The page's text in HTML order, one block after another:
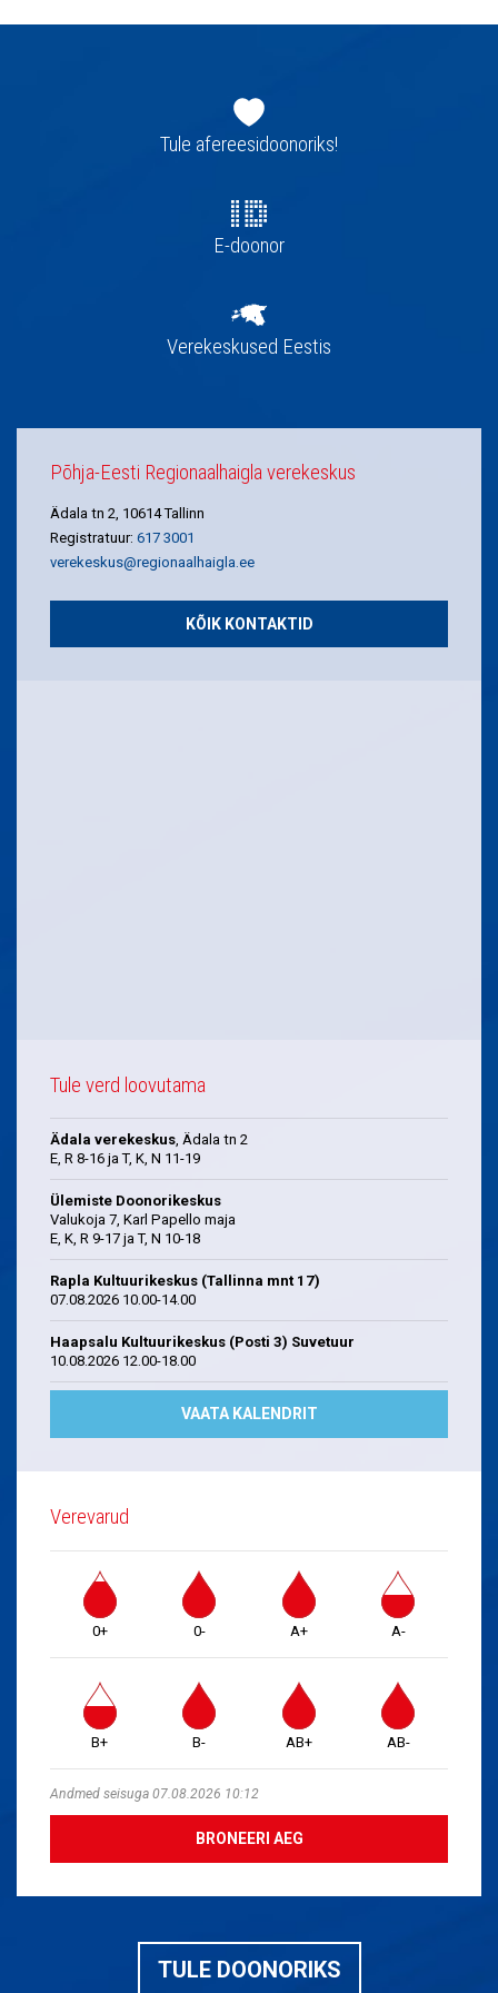
navigatsioonTule afereesidoonoriks!
E-doonor
Verekeskused Eestis
Põhja-Eesti Regionaalhaigla verekeskus
Ädala tn 2, 10614 Tallinn
Registratuur: 617 3001
verekeskus@regionaalhaigla.ee
KÕIK KONTAKTID
Tule verd loovutama
Ädala verekeskus, Ädala tn 2
E, R 8-16 ja T, K, N 11-19
Ülemiste Doonorikeskus
Valukoja 7, Karl Papello maja
E, K, R 9-17 ja T, N 10-18
Rapla Kultuurikeskus (Tallinna mnt 17)
07.08.2026 10.00-14.00
Haapsalu Kultuurikeskus (Posti 3) Suvetuur
10.08.2026 12.00-18.00
VAATA KALENDRIT
Verevarud
0+ 0- A+ A-
B+ B- AB+ AB-
Andmed seisuga 07.08.2026 10:12
BRONEERI AEG
TULE DOONORIKS